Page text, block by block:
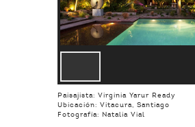
Paisajista: Virginia Yarur Ready
Ubicación: Vitacura, Santiago
Fotografía: Natalia Vial